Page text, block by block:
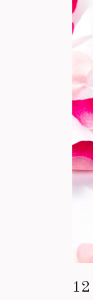
12